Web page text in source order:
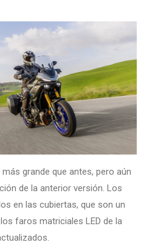
grande que antes, pero aún
de la anterior versión. Los
en las cubiertas, que son un
faros matriciales LED de la